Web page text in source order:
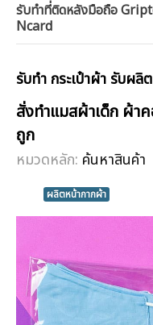
รับทำที่ติดหลังมือถือ
Ncard
รับทำ กระเป๋าผ้า รับผ
สั่งทำแมสผ้าเด็ก ผ้า
ถูก
หมวดหลัก: ค้นหาสินค้า
ผลิตหน้ากากผ้า